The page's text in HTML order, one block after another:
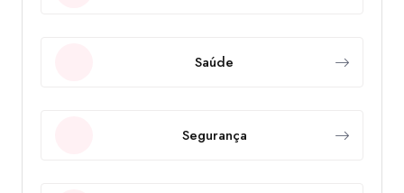
Saúde
Segurança